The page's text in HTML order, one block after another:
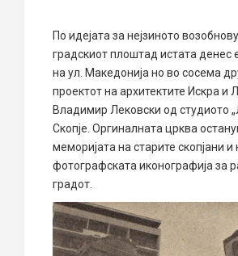
По идејата за нејзиното
градскиот плоштад истата денес
на ул. Македонија но во сосема
проектот на архитектите Искра и
Владимир Лековски од студиото
Скопје. Оргиналната црква
меморијата на старите скопјани и
фотографската иконографија за
градот.